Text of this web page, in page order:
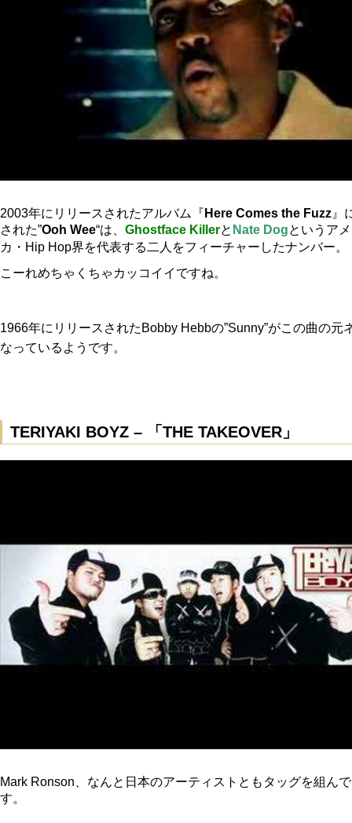
2003年にリリースされたアルバム『 Here Comes the Fuzz 』
された”Ooh Wee“は、 Ghostface Killerと Nate Dogというア
カ・Hip Hop界を代表する二人をフィーチャーしたナンバー。
こーれめちゃくちゃカッコイイですね。
1966年にリリースされたBobby Hebbの”Sunny”がこの曲の元
なっているようです。
TERIYAKI BOYZ – 「THE TAKEOVER」
Mark Ronson、なんと日本のアーティストともタッグを組ん
す。